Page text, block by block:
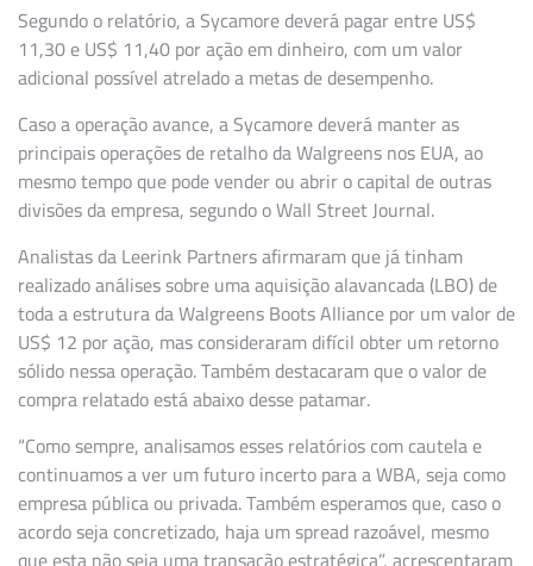
Segundo o relatório, a Sycamore deverá pagar entre US$
11,30 e US$ 11,40 por ação em dinheiro, com um valor
adicional possível atrelado a metas de desempenho.
Caso a operação avance, a Sycamore deverá manter as
principais operações de retalho da Walgreens nos EUA, ao
mesmo tempo que pode vender ou abrir o capital de outras
divisões da empresa, segundo o Wall Street Journal.
Analistas da Leerink Partners afirmaram que já tinham
realizado análises sobre uma aquisição alavancada (LBO) de
toda a estrutura da Walgreens Boots Alliance por um valor de
US$ 12 por ação, mas consideraram difícil obter um retorno
sólido nessa operação. Também destacaram que o valor de
compra relatado está abaixo desse patamar.
“Como sempre, analisamos esses relatórios com cautela e
continuamos a ver um futuro incerto para a WBA, seja como
empresa pública ou privada. Também esperamos que, caso o
acordo seja concretizado, haja um spread razoável, mesmo